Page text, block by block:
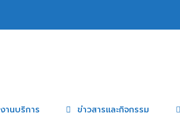
งานบริการ ข่าวสารและกิจกรรม